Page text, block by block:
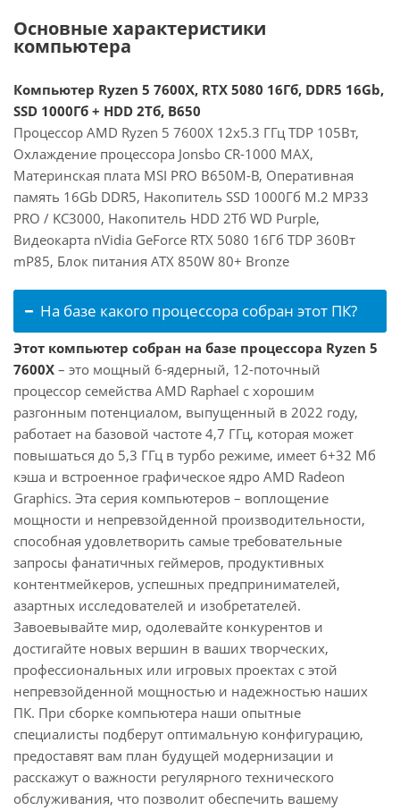
Основные характеристики
компьютера
Компьютер Ryzen 5 7600X, RTX 5080 16Гб, DDR5 16Gb,
SSD 1000Гб + HDD 2Тб, B650
Процессор AMD Ryzen 5 7600X 12x5.3 ГГц TDP 105Вт,
Охлаждение процессора Jonsbo CR-1000 MAX,
Материнская плата MSI PRO B650M-B, Оперативная
память 16Gb DDR5, Накопитель SSD 1000Гб M.2 MP33
PRO / KC3000, Накопитель HDD 2Тб WD Purple,
Видеокарта nVidia GeForce RTX 5080 16Гб TDP 360Вт
mP85, Блок питания ATX 850W 80+ Bronze
На базе какого процессора собран этот ПК?
Этот компьютер собран на базе процессора Ryzen 5
7600X – это мощный 6-ядерный, 12-поточный
процессор семейства AMD Raphael с хорошим
разгонным потенциалом, выпущенный в 2022 году,
работает на базовой частоте 4,7 ГГц, которая может
повышаться до 5,3 ГГц в турбо режиме, имеет 6+32 Мб
кэша и встроенное графическое ядро AMD Radeon
Graphics. Эта серия компьютеров – воплощение
мощности и непревзойденной производительности,
способная удовлетворить самые требовательные
запросы фанатичных геймеров, продуктивных
контентмейкеров, успешных предпринимателей,
азартных исследователей и изобретателей.
Завоевывайте мир, одолевайте конкурентов и
достигайте новых вершин в ваших творческих,
профессиональных или игровых проектах с этой
непревзойденной мощностью и надежностью наших
ПК. При сборке компьютера наши опытные
специалисты подберут оптимальную конфигурацию,
предоставят вам план будущей модернизации и
расскажут о важности регулярного технического
обслуживания, что позволит обеспечить вашему